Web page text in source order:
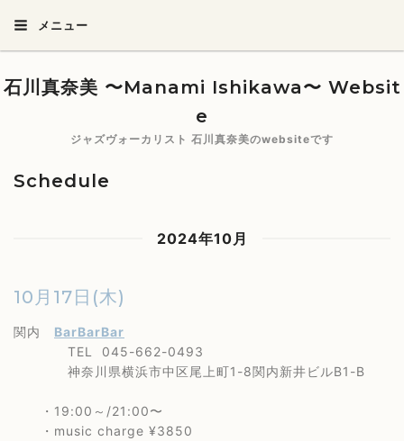
メニュー
石川真奈美 〜Manami Ishikawa〜 Websit
e
ジャズヴォーカリスト 石川真奈美のwebsiteです
Schedule
2024年10月
10月17日(木)
関内 BarBarBar
TEL 045-662-0493
神奈川県横浜市中区尾上町1-8関内新井ビルB1-B
・19:00～/21:00〜
・music charge ¥3850